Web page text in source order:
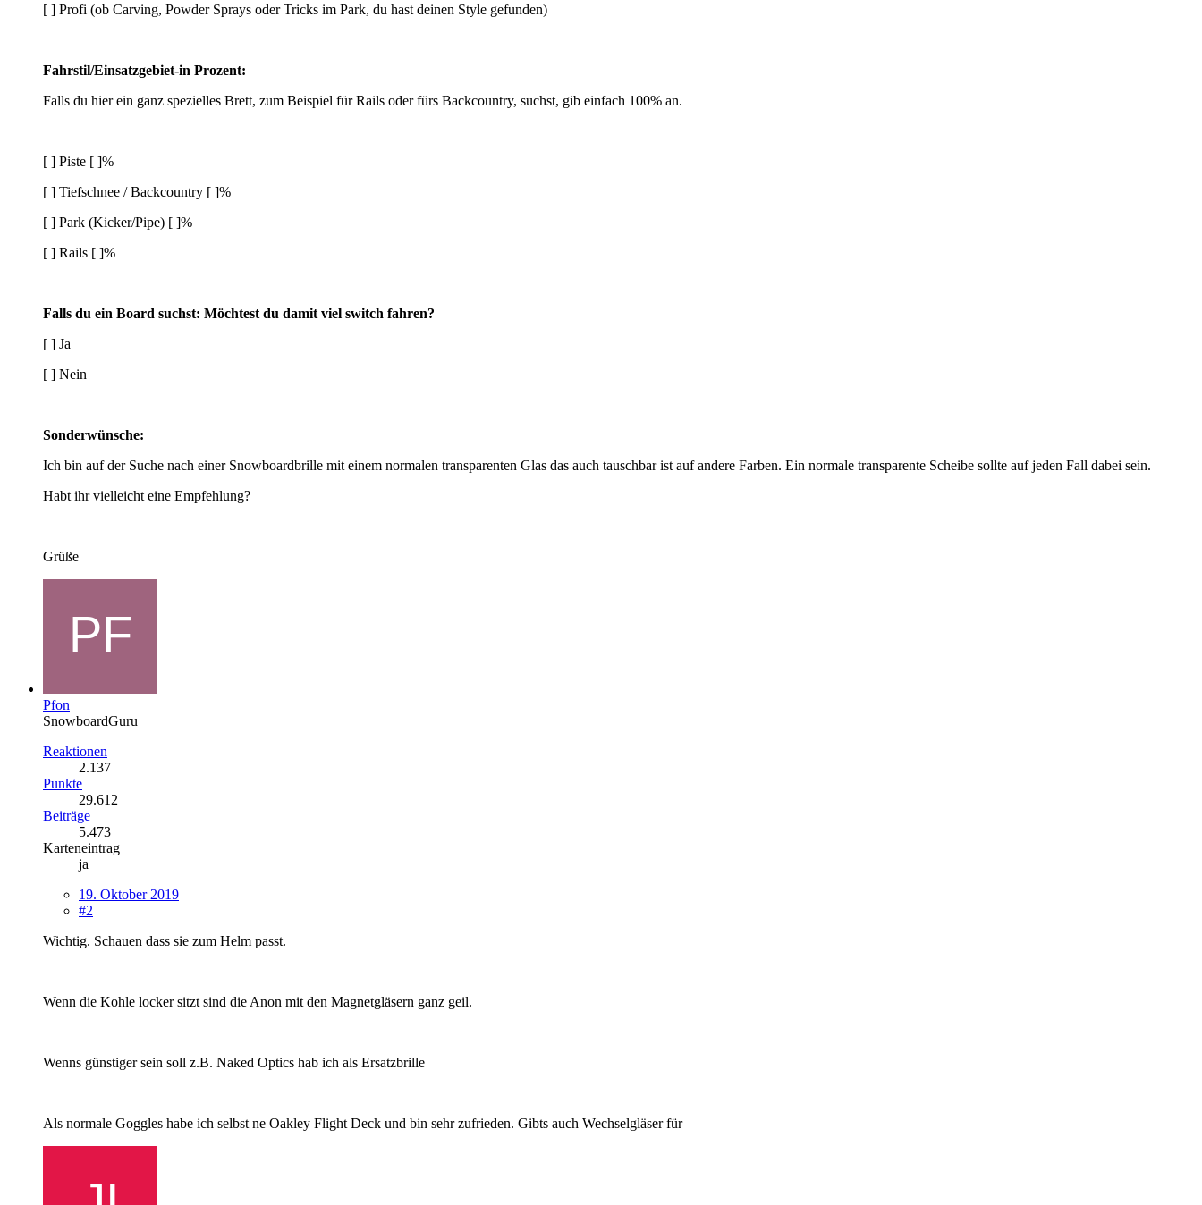
[ ] Profi (ob Carving, Powder Sprays oder Tricks im Park, du hast deinen Style gefunden)
Fahrstil/Einsatzgebiet-in Prozent:
Falls du hier ein ganz spezielles Brett, zum Beispiel für Rails oder fürs Backcountry, suchst, gib einfach 100% an.
[ ] Piste [ ]%
[ ] Tiefschnee / Backcountry [ ]%
[ ] Park (Kicker/Pipe) [ ]%
[ ] Rails [ ]%
Falls du ein Board suchst: Möchtest du damit viel switch fahren?
[ ] Ja
[ ] Nein
Sonderwünsche:
Ich bin auf der Suche nach einer Snowboardbrille mit einem normalen transparenten Glas das auch tauschbar ist auf andere Farben. Ein normale transparente Scheibe sollte auf jeden Fall dabei sein.
Habt ihr vielleicht eine Empfehlung?
Grüße
Pfon
SnowboardGuru
Reaktionen
2.137
Punkte
29.612
Beiträge
5.473
Karteneintrag
ja
19. Oktober 2019
#2
Wichtig. Schauen dass sie zum Helm passt.
Wenn die Kohle locker sitzt sind die Anon mit den Magnetgläsern ganz geil.
Wenns günstiger sein soll z.B. Naked Optics hab ich als Ersatzbrille
Als normale Goggles habe ich selbst ne Oakley Flight Deck und bin sehr zufrieden. Gibts auch Wechselgläser für